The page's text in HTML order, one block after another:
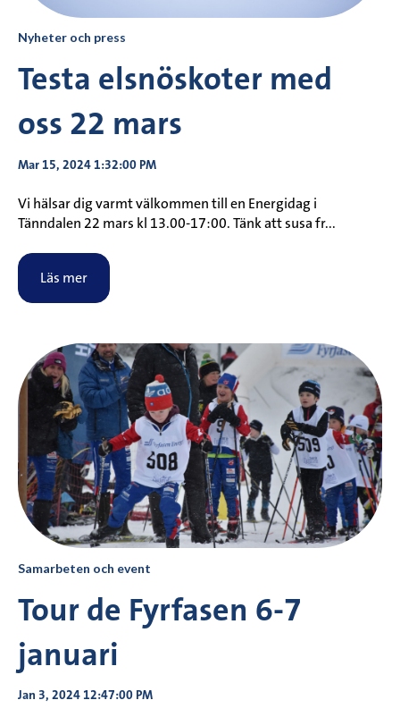
Nyheter och press
Testa elsnöskoter med
oss 22 mars
Mar 15, 2024 1:32:00 PM
Vi hälsar dig varmt välkommen till en Energidag i
Tänndalen 22 mars kl 13.00-17:00. Tänk att susa fr...
Läs mer
Samarbeten och event
Tour de Fyrfasen 6-7
januari
Jan 3, 2024 12:47:00 PM